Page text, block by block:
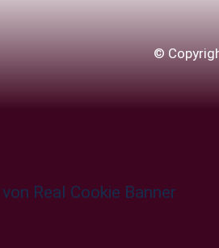
©
Real Cookie Banner